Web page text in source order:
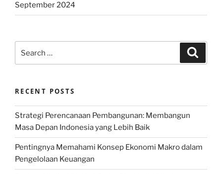
September 2024
for:
RECENT POSTS
Strategi Perencanaan Pembangunan: Membangun
Masa Depan Indonesia yang Lebih Baik
Pentingnya Memahami Konsep Ekonomi Makro dalam
Pengelolaan Keuangan